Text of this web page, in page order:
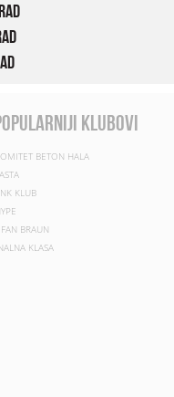
klubovi
BETON HALA
KLUB
BRAUN
KLASA